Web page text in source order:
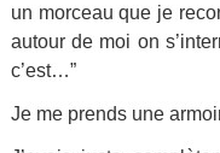
un morceau que je
autour de moi on
c’est…”
Je me prends une